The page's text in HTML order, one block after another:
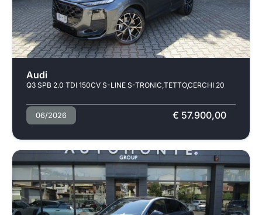
Audi
Q3 SPB 2.0 TDI 150CV S-LINE S-TRONIC,TETTO,CERCHI 20
06/2026 € 57.900,00